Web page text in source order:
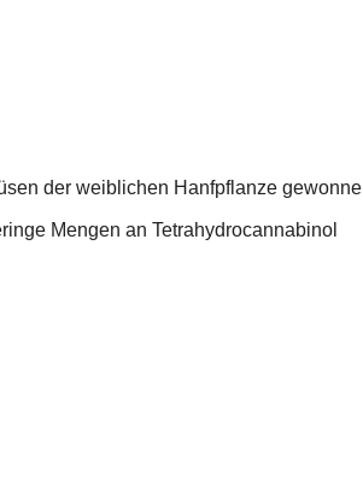
der weiblichen Hanfpflanze
Mengen an Tetrahydrocannabinol